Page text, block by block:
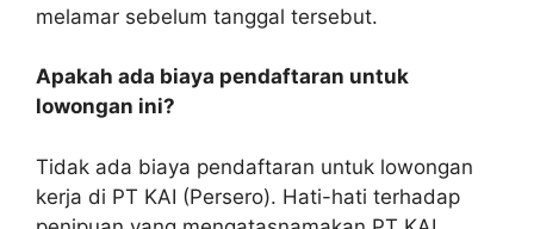
melamar sebelum tanggal tersebut.
Apakah ada biaya pendaftaran untuk
lowongan ini?
Tidak ada biaya pendaftaran untuk lowongan
kerja di PT KAI (Persero). Hati-hati terhadap